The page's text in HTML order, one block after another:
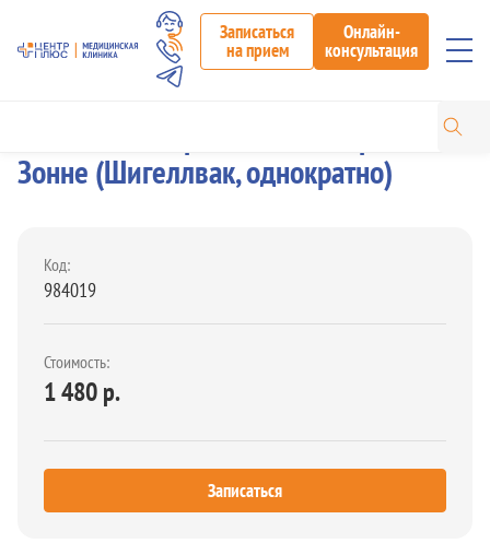
Записаться
на прием
Онлайн-
консультация
Зонне (Шигеллвак, однократно)
Код:
984019
Стоимость:
1 480 р.
Записаться